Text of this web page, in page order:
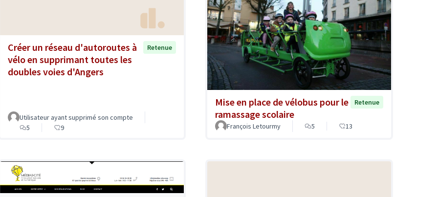
Créer un réseau d'autoroutes à
vélo en supprimant toutes les
doubles voies d'Angers
Retenue
Utilisateur ayant supprimé son compte
5
9
Mise en place de vélobus pour le
ramassage scolaire
Retenue
François Letourmy 5 13